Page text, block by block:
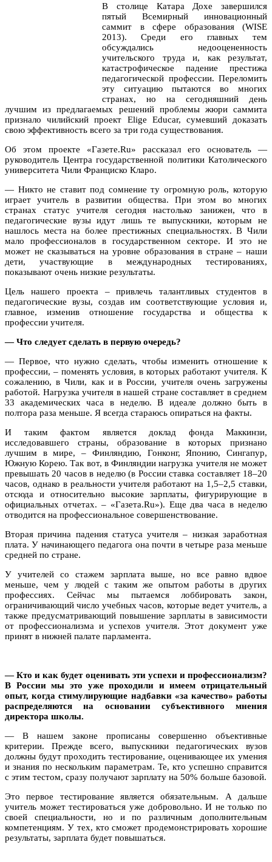
В столице Катара Дохе завершился
пятый Всемирный инновационный
саммит в сфере образования (WISE
2013). Среди его главных тем
обсуждались недооцененность
учительского труда и, как результат,
катастрофическое падение престижа
педагогической профессии. Переломить
эту ситуацию пытаются во многих
странах, но на сегодняшний день
лучшим из предлагаемых решений проблемы жюри саммита
признало чилийский проект Elige Educar, сумевший доказать
свою эффективность всего за три года существования.
Об этом проекте «Газете.Ru» рассказал его основатель —
руководитель Центра государственной политики Католического
университета Чили Франциско Кларо.
— Никто не ставит под сомнение ту огромную роль, которую
играет учитель в развитии общества. При этом во многих
странах статус учителя сегодня настолько занижен, что в
педагогические вузы идут лишь те выпускники, которым не
нашлось места на более престижных специальностях. В Чили
мало профессионалов в государственном секторе. И это не
может не сказываться на уровне образования в стране – наши
дети, участвующие в международных тестированиях,
показывают очень низкие результаты.
Цель нашего проекта – привлечь талантливых студентов в
педагогические вузы, создав им соответствующие условия и,
главное, изменив отношение государства и общества к
профессии учителя.
— Что следует сделать в первую очередь?
— Первое, что нужно сделать, чтобы изменить отношение к
профессии, – поменять условия, в которых работают учителя. К
сожалению, в Чили, как и в России, учителя очень загружены
работой. Нагрузка учителя в нашей стране составляет в среднем
33 академических часа в неделю. В идеале должно быть в
полтора раза меньше. Я всегда стараюсь опираться на факты.
И таким фактом является доклад фонда Маккинзи,
исследовавшего страны, образование в которых признано
лучшим в мире, – Финляндию, Гонконг, Японию, Сингапур,
Южную Корею. Так вот, в Финляндии нагрузка учителя не может
превышать 20 часов в неделю (в России ставка составляет 18–20
часов, однако в реальности учителя работают на 1,5–2,5 ставки,
отсюда и относительно высокие зарплаты, фигурирующие в
официальных отчетах. – «Газета.Ru»). Еще два часа в неделю
отводится на профессиональное совершенствование.
Вторая причина падения статуса учителя – низкая заработная
плата. У начинающего педагога она почти в четыре раза меньше
средней по стране.
У учителей со стажем зарплата выше, но все равно вдвое
меньше, чем у людей с таким же опытом работы в других
профессиях. Сейчас мы пытаемся лоббировать закон,
ограничивающий число учебных часов, которые ведет учитель, а
также предусматривающий повышение зарплаты в зависимости
от профессионализма и успехов учителя. Этот документ уже
принят в нижней палате парламента.
— Кто и как будет оценивать эти успехи и профессионализм?
В России мы это уже проходили и имеем отрицательный
опыт, когда стимулирующие надбавки «за качество» работы
распределяются на основании субъективного мнения
директора школы.
— В нашем законе прописаны совершенно объективные
критерии. Прежде всего, выпускники педагогических вузов
должны будут проходить тестирование, оценивающее их умения
и знания по нескольким параметрам. Те, кто успешно справится
с этим тестом, сразу получают зарплату на 50% больше базовой.
Это первое тестирование является обязательным. А дальше
учитель может тестироваться уже добровольно. И не только по
своей специальности, но и по различным дополнительным
компетенциям. У тех, кто сможет продемонстрировать хорошие
результаты, зарплата будет повышаться.